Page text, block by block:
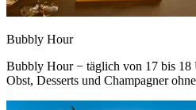
Bubbly Hour
Bubbly Hour − täglich von 17 bis 18
Obst, Desserts und Champagner